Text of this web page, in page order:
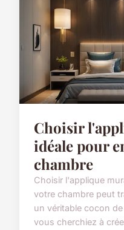
Choisir
idéale pour
chambre
Choisir l'applique
votre chambre peut
un véritable cocon
vous cherchiez à